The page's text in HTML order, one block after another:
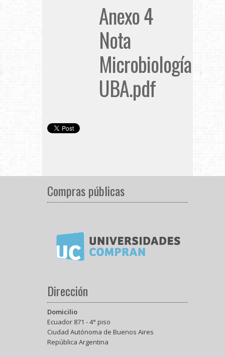
Anexo 4
Nota
Microbiología
UBA.pdf
Compras públicas
Dirección
Domicilio
Ecuador 871 - 4° piso
Ciudad Autónoma de Buenos Aires
República Argentina